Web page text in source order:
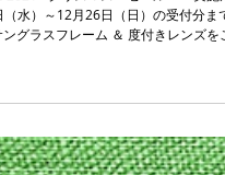
SALE情報
ール ＞度付きの場合は最大
水）～12月26日（日）の受付分ま
グラスフレーム ＆ 度付きレンズをご